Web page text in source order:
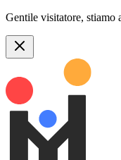
Gentile visitatore, stiamo